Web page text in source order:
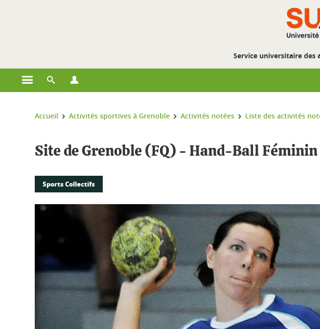
Service universitaire
Ouvrir le menu principal
Ouvrir le moteur de recherche
Vous êtes ici :
Accueil Activités sportives à Grenoble Activités notées Liste des activités
Site de Grenoble (FQ) - Hand-Ball Féminin
Sports Collectifs